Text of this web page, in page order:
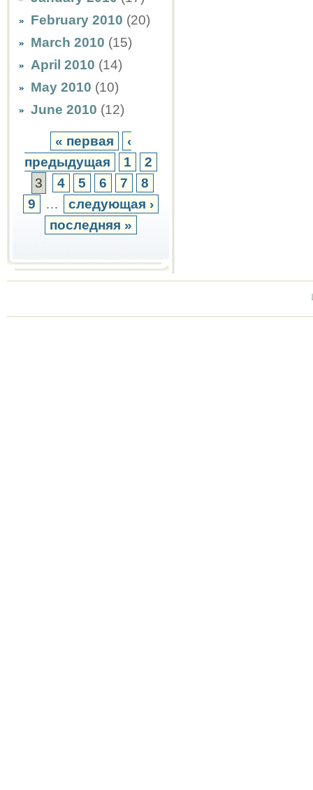
February 2010 (20)
March 2010 (15)
April 2010 (14)
May 2010 (10)
June 2010 (12)
« первая
‹
предыдущая
1
2
3
4 5 6 7
8
9
…
следующая ›
последняя »